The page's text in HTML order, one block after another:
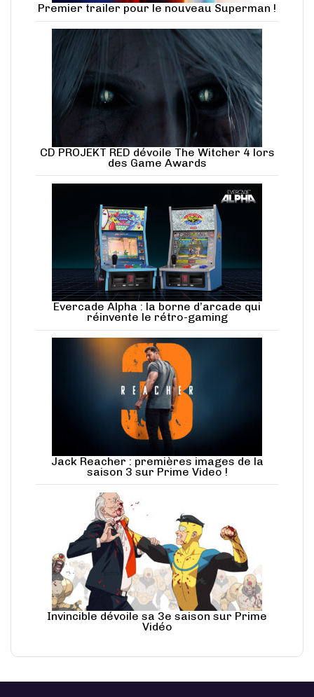
Premier trailer pour le nouveau Superman !
CD PROJEKT RED dévoile The Witcher 4 lors
des Game Awards
Evercade Alpha : la borne d’arcade qui
réinvente le rétro-gaming
Jack Reacher : premières images de la
saison 3 sur Prime Video !
Invincible dévoile sa 3e saison sur Prime
Vidéo